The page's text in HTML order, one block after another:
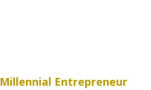
Millennial Entrepreneur